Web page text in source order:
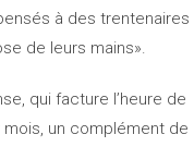
à des trentenaires
de leurs mains».
qui facture l’heure de
mois, un complément de